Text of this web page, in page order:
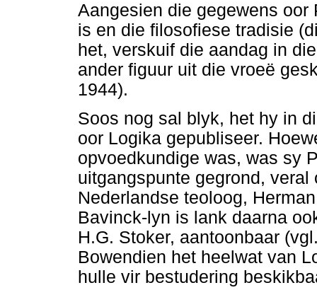
Aangesien die gegewens
is en die filosofiese tradisie
het, verskuif die aandag in
ander figuur uit die vroeë
1944).
Soos nog sal blyk, het hy in
oor Logika gepubliseer.
opvoedkundige was, was sy
uitgangspunte gegrond,
Nederlandse teoloog,
Bavinck-lyn is lank daarna
H.G. Stoker, aantoonbaar
Bowendien het heelwat van
hulle vir bestudering